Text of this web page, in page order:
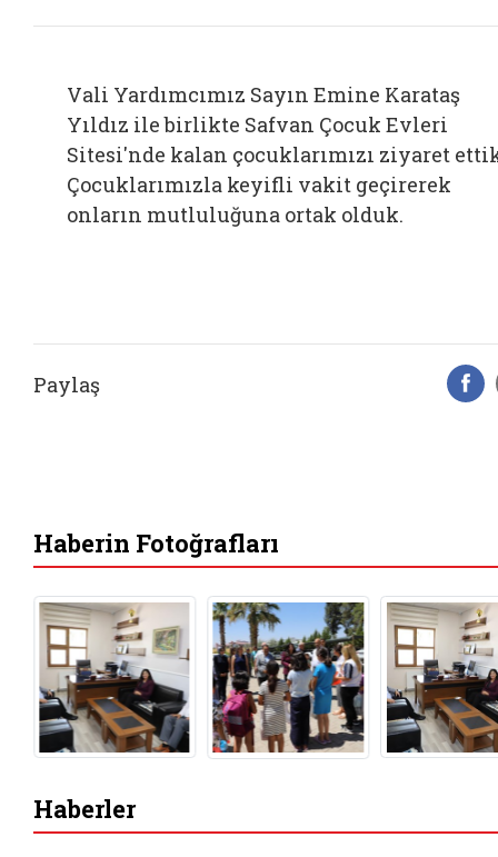
Vali Yardımcımız Sayın Emine Karataş
Yıldız ile birlikte Safvan Çocuk Evleri
Sitesi'nde kalan çocuklarımızı ziyaret
Çocuklarımızla keyifli vakit geçirerek
onların mutluluğuna ortak olduk.
Paylaş
Haberin Fotoğrafları
Haberler